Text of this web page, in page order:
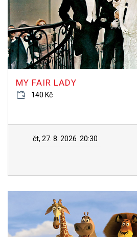
MY FAIR LADY
140 Kč
čt, 27. 8. 2026 20:30